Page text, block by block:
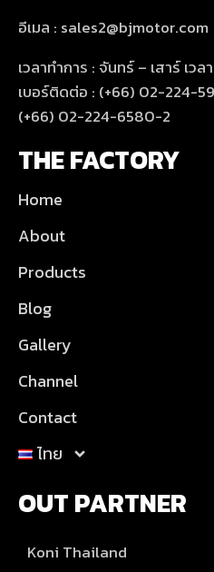
อีเมล : sales2@bjmotor.com
เวลาทำการ : จันทร์ – เสาร์ เว
เบอร์ติดต่อ : (+66) 02-224-
(+66) 02-224-6580-2
THE FACTORY
Home
About
Products
Blog
Gallery
Channel
Contact
ไทย
OUT PARTNER
Koni Thailand